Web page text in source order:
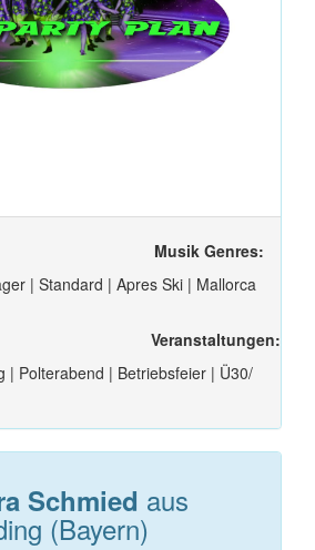
Musik Genres:
| Standard | Apres Ski | Mallorca
Veranstaltungen:
| Polterabend | Betriebsfeier | Ü30/
Schmied aus
(Bayern)